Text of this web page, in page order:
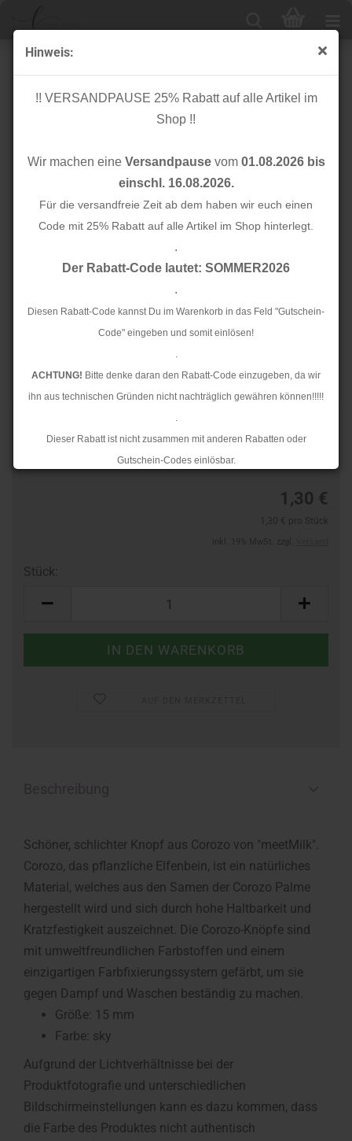
Hinweis:
!! VERSANDPAUSE 25% Rabatt auf alle Artikel im
Shop !!
Wir machen eine Versandpausevom 01.08.2026 bis
einschl. 16.08.2026.
Für die versandfreie Zeit ab dem haben wir euch einen
Code mit 25% Rabatt auf alle Artikel im Shop hinterlegt.
.
Der Rabatt-Code lautet: SOMMER2026
.
Diesen Rabatt-Code kannst Du im Warenkorb in das Feld "Gutschein-
Code" eingeben und somit einlösen!
.
ACHTUNG! Bitte denke daran den Rabatt-Code einzugeben, da wir
ihn aus technischen Gründen nicht nachträglich gewähren können!!!!!
.
Dieser Rabatt ist nicht zusammen mit anderen Rabatten oder
Gutschein-Codes einlösbar.
Ab dem 17.08.2026 versenden wir wieder wie gewohnt. Aufgrund des
Knopf Corozo - Dish - 15 mm - sky - meetMilk
1,30 €
Stück:
Schöner, schlichter Knopf aus Corozo von "meetMilk".
Corozo, das pflanzliche Elfenbein, ist ein natürliches
Material, welches aus den Samen der Corozo Palme
hergestellt wird und sich durch hohe Haltbarkeit und
Kratzfestigkeit auszeichnet. Die Corozo-Knöpfe sind
mit umweltfreundlichen Farbstoffen und einem
einzigartigen Farbfixierungssystem gefärbt, um sie
gegen Dampf und Waschen beständig zu machen.
Größe: 15 mm
Farbe: sky
Aufgrund der Lichtverhältnisse bei der
Produktfotografie und unterschiedlichen
Bildschirmeinstellungen kann es dazu kommen, dass
die Farbe des Produktes nicht authentisch